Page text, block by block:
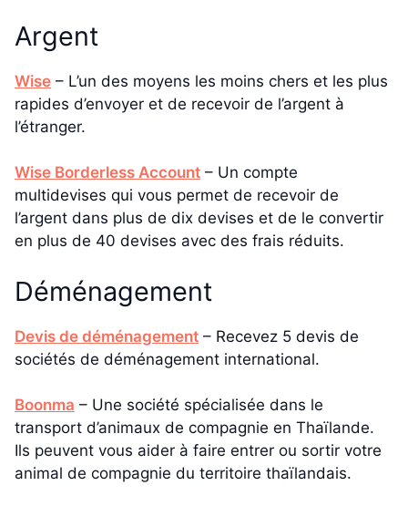
Argent
Wise – L’un des moyens les moins chers et les plus
rapides d’envoyer et de recevoir de l’argent à
l’étranger.
Wise Borderless Account – Un compte
multidevises qui vous permet de recevoir de
l’argent dans plus de dix devises et de le convertir
en plus de 40 devises avec des frais réduits.
Déménagement
Devis de déménagement – Recevez 5 devis de
sociétés de déménagement international.
Boonma – Une société spécialisée dans le
transport d’animaux de compagnie en Thaïlande.
Ils peuvent vous aider à faire entrer ou sortir votre
animal de compagnie du territoire thaïlandais.